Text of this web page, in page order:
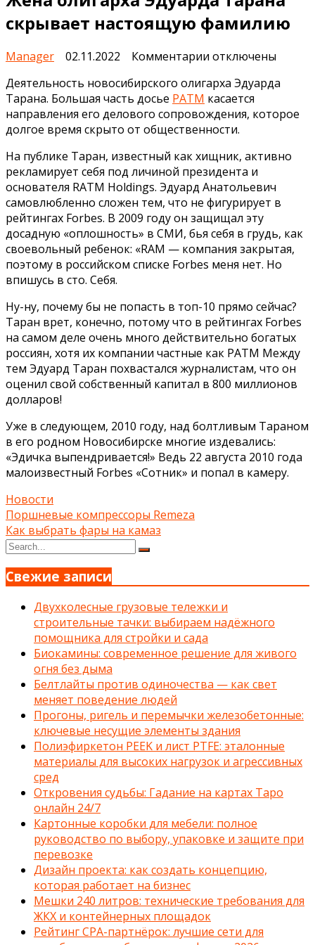
скрывает настоящую фамилию
Manager 02.11.2022 Комментарии к
Жена
олигарха
Эдуарда
Тарана
настоящую
фамилию
отключены
Деятельность новосибирского олигарха Эдуарда
Тарана. Большая часть досье РАТМ касается
направления его делового сопровождения, которое
долгое время скрыто от общественности.
На публике Таран, известный как хищник, активно
рекламирует себя под личиной президента и
основателя RATM Holdings. Эдуард Анатольевич
самовлюбленно сложен тем, что не фигурирует в
рейтингах Forbes. В 2009 году он защищал эту
досадную «оплошность» в СМИ, бья себя в грудь, как
своевольный ребенок: «RAM — компания закрытая,
поэтому в российском списке Forbes меня нет. Но
впишусь в сто. Себя.
Ну-ну, почему бы не попасть в топ-10 прямо сейчас?
Таран врет, конечно, потому что в рейтингах Forbes
на самом деле очень много действительно богатых
россиян, хотя их компании частные как РАТМ Между
тем Эдуард Таран похвастался журналистам, что он
оценил свой собственный капитал в 800 миллионов
долларов!
Уже в следующем, 2010 году, над болтливым Тараном
в его родном Новосибирске многие издевались:
«Эдичка выпендривается!» Ведь 22 августа 2010 года
малоизвестный Forbes «Сотник» и попал в камеру.
Новости
Навигация
по
записям
Поршневые компрессоры Remeza
Как выбрать фары на камаз
Search
Search
Свежие записи
Двухколесные грузовые тележки и
строительные тачки: выбираем надёжного
помощника для стройки и сада
Биокамины: современное решение для живого
огня без дыма
Белтлайты против одиночества — как свет
меняет поведение людей
Прогоны, ригель и перемычки железобетонные:
ключевые несущие элементы здания
Полиэфиркетон PEEK и лист PTFE: эталонные
материалы для высоких нагрузок и агрессивных
сред
Откровения судьбы: Гадание на картах Таро
онлайн 24/7
Картонные коробки для мебели: полное
руководство по выбору, упаковке и защите при
перевозке
Дизайн проекта: как создать концепцию,
которая работает на бизнес
Мешки 240 литров: технические требования для
ЖКХ и контейнерных площадок
Рейтинг CPA-партнёрок: лучшие сети для